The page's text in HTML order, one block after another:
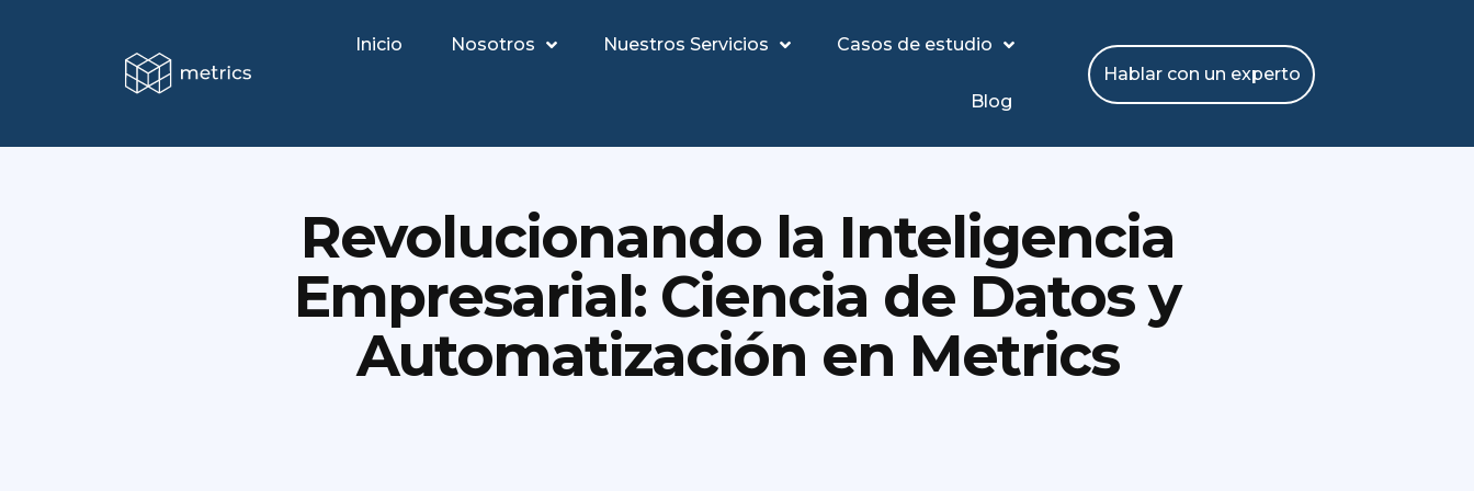
Inicio Nosotros Nuestros Servicios Casos de estudio
Blog
Hablar con un experto
Revolucionando la Inteligencia
Empresarial: Ciencia de Datos y
Automatización en Metrics